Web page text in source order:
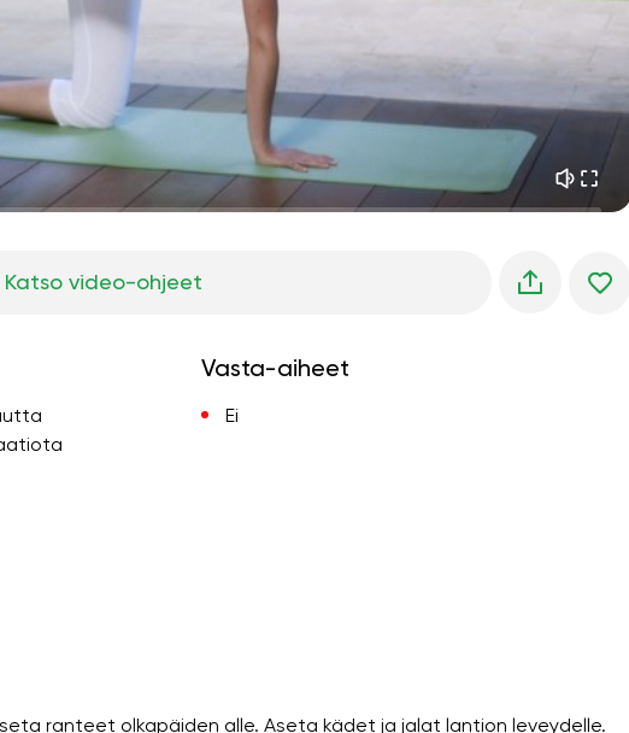
vuoren hiljaisuus
merituuli
tuulen ääni 02:00
kevätmetsä
Katso video-ohjeet
Vasta-aiheet
Ei
ranteet olkapäiden alle. Aseta kädet ja jalat lantion leveydelle.